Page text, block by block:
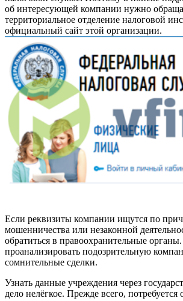
об интересующей компании нужно
территориальное отделение налоговой
официальный сайт этой организации.
Если реквизиты компании ищутся по
мошенничества или незаконной
обратиться в правоохранительные
проанализировать подозрительную
сомнительные сделки.
Узнать данные учреждения через
дело нелёгкое. Прежде всего, потребуется